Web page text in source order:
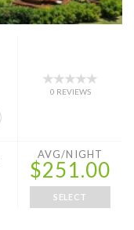
0 REVIEWS
AVG/NIGHT
$251.00
SELECT